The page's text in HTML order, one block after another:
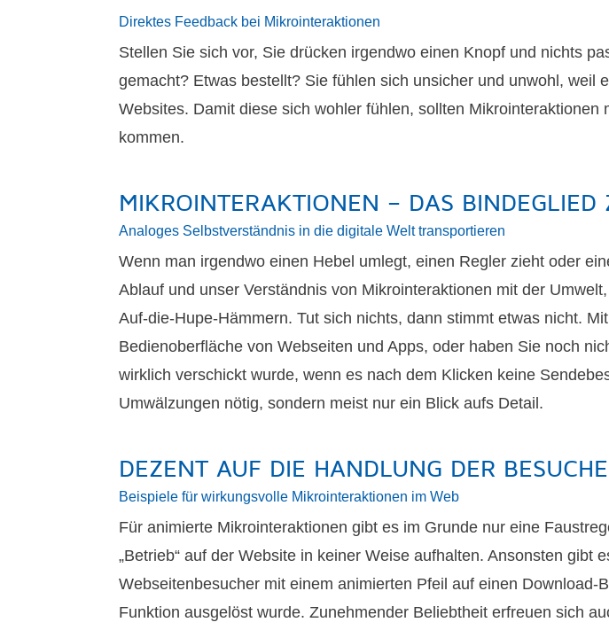
Direktes Feedback bei Mikrointeraktionen
Stellen Sie sich vor, Sie drücken irgendwo einen Knopf und nichts
gemacht? Etwas bestellt? Sie fühlen sich unsicher und unwohl, weil
Websites. Damit diese sich wohler fühlen, sollten
kommen.
MIKROINTERAKTIONEN – DAS
Analoges Selbstverständnis in die digitale Welt transportieren
Wenn man irgendwo einen Hebel umlegt, einen Regler zieht oder
Ablauf und unser Verständnis von Mikrointeraktionen mit der
Auf-die-Hupe-Hämmern. Tut sich nichts, dann stimmt etwas nicht.
Bedienoberfläche von Webseiten und Apps, oder haben Sie noch
wirklich verschickt wurde, wenn es nach dem Klicken keine
Umwälzungen nötig, sondern meist nur ein Blick aufs Detail.
DEZENT AUF DIE HANDLUNG DER
Beispiele für wirkungsvolle Mikrointeraktionen im Web
Für animierte Mikrointeraktionen gibt es im Grunde nur eine
„Betrieb“ auf der Website in keiner Weise aufhalten. Ansonsten
Webseitenbesucher mit einem animierten Pfeil auf einen
Funktion ausgelöst wurde. Zunehmender Beliebtheit erfreuen sich